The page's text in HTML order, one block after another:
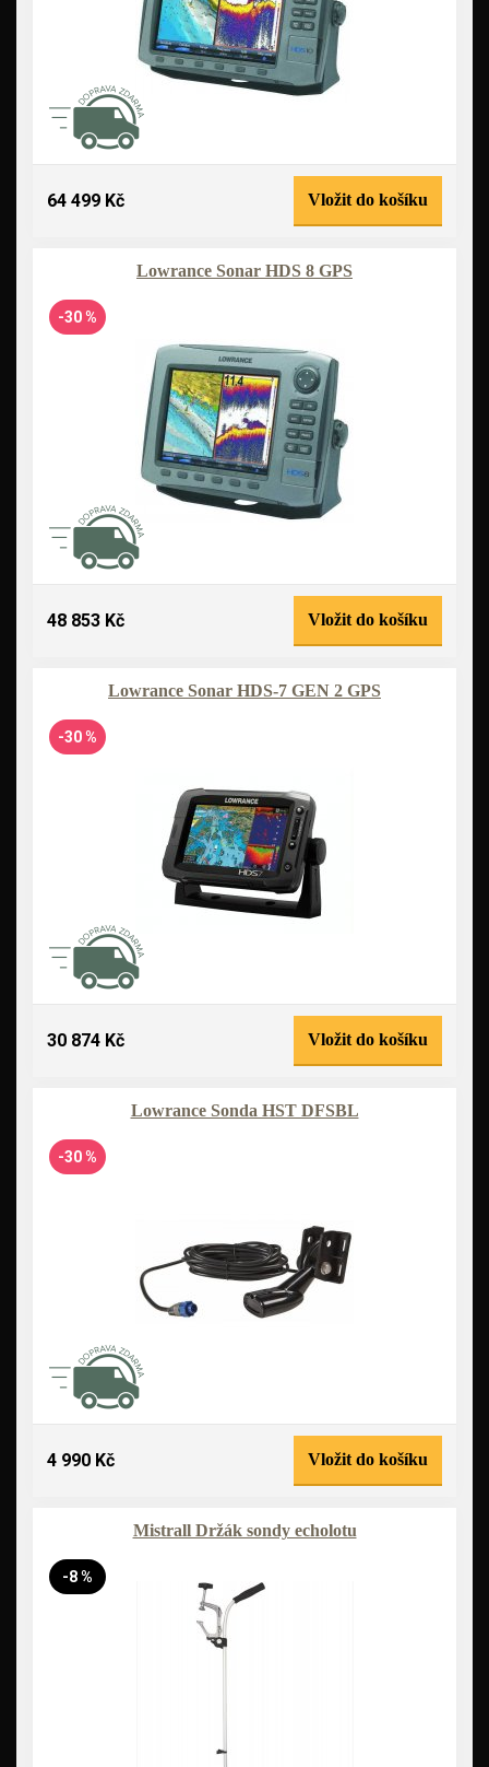
64 499 Kč Vložit do košíku
Lowrance Sonar HDS 8 GPS
-30 %
48 853 Kč Vložit do košíku
Lowrance Sonar HDS-7 GEN 2 GPS
-30 %
30 874 Kč Vložit do košíku
Lowrance Sonda HST DFSBL
-30 %
4 990 Kč Vložit do košíku
Mistrall Držák sondy echolotu
-8 %